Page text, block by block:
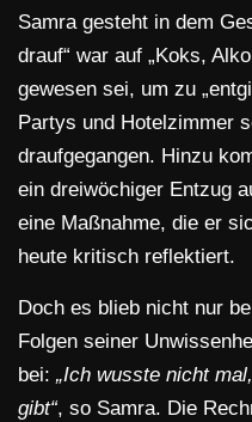
Samra gesteht in dem
drauf“ war auf „Koks,
gewesen sei, um zu
Partys und Hotelzimmer
draufgegangen. Hinzu
ein dreiwöchiger Entzug
eine Maßnahme, die er
heute kritisch reflektiert.
Doch es blieb nicht nur
Folgen seiner
bei: „Ich wusste nicht
gibt“, so Samra. Die